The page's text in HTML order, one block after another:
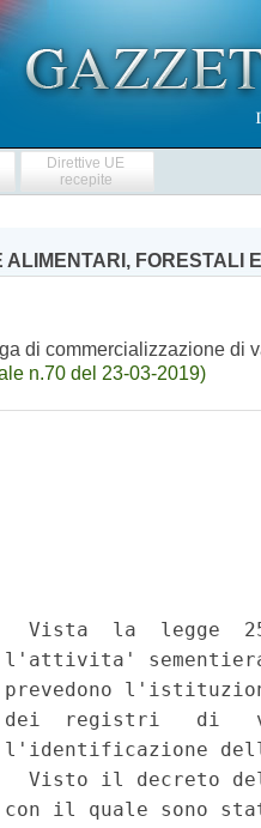
Direttive UE
recepite
FORESTALI
di commercializzazione
n.70 del 23-03-2019)